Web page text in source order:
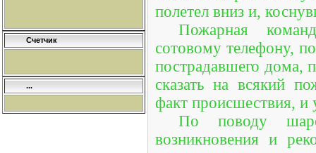
Счетчик
...
полетел вниз и,
Пожарная
сотовому телефону,
пострадавшего дома,
сказать на всякий
факт происшествия, и
По поводу
возникновения и